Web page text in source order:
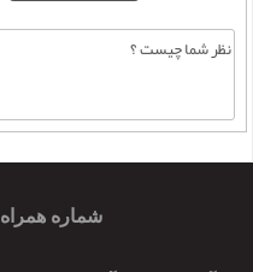
شماره همراه